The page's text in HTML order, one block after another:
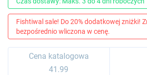
Fishtiwal sale! Do 20% dodatkowej zniżki!
bezpośrednio wliczona w cenę.
Cena katalogowa
41.99